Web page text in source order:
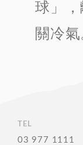
球」，
關冷氣
TEL
03 977 1111